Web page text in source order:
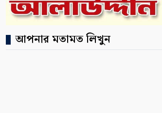
আপনার মতামত লিখুন